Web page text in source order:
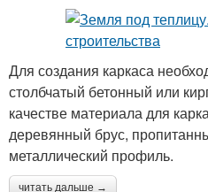
Для создания каркаса
столбчатый бетонный или
качестве материала для
деревянный брус,
металлический профиль.
читать дальше →